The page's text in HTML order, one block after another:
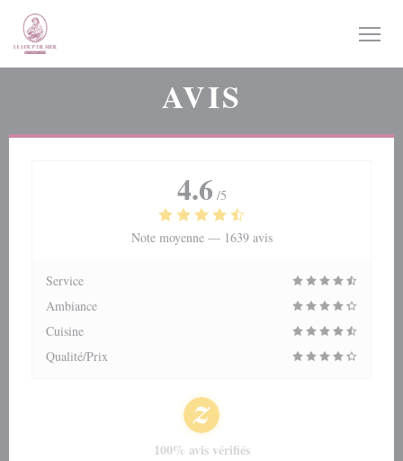
AVIS
4.6 /5
Note moyenne — 1639 avis
Service
Ambiance
Cuisine
Qualité/Prix
100% avis vérifiés